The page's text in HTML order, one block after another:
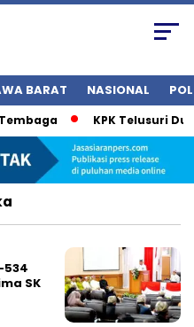
BARAT NASIONAL
KPK Telusuri
534
SK